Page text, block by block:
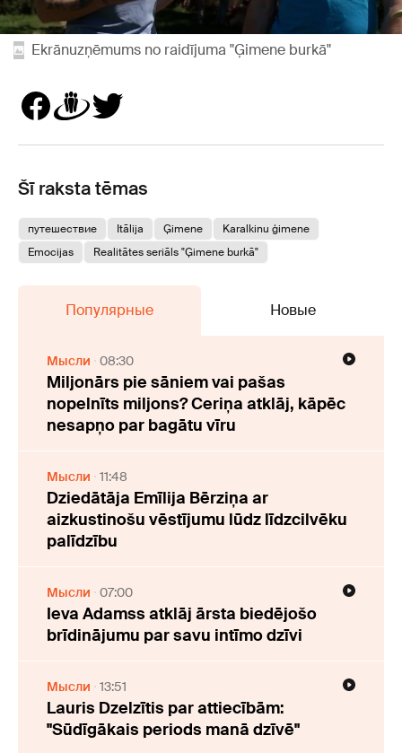
Ekrānuzņēmums no raidījuma "Ģimene burkā"
Šī raksta tēmas
путешествие Itālija Ģimene
Karalkinu ģimene
Emocijas
Realitātes seriāls "Ģimene burkā"
Популярные Новые
Мысли 08:30
Miljonārs pie sāniem vai pašas
nopelnīts miljons? Ceriņa atklāj, kāpēc
nesapņo par bagātu vīru
Мысли 11:48
Dziedātāja Emīlija Bērziņa ar
aizkustinošu vēstījumu lūdz līdzcilvēku
palīdzību
Мысли 07:00
Ieva Adamss atklāj ārsta biedējošo
brīdinājumu par savu intīmo dzīvi
Мысли 13:51
Lauris Dzelzītis par attiecībām:
"Sūdīgākais periods manā dzīvē"